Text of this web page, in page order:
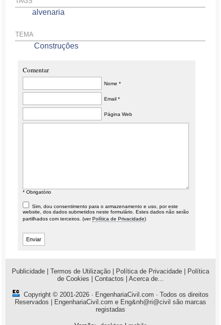
alvenaria
TEMA
Construções
Comentar
Nome *
Email *
Página Web
* Obrigatório
Sim, dou consentimento para o armazenamento e uso, por este
website, dos dados submetidos neste formulário. Estes dados não serão
partilhados com terceiros. (verPolítica de Privacidade)
Publicidade Termos de Utilização Política de Privacidade
Política
de Cookies
Contactos Acerca de...
Copyright © 2001-2026 · EngenhariaCivil.com · Todos os direitos
Reservados | EngenhariaCivil.com e Eng&nh@ri@civil são marcas
registadas